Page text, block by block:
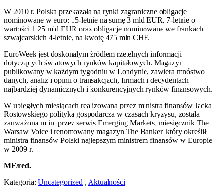
W 2010 r. Polska przekazała na rynki zagraniczne obligacje
nominowane w euro: 15-letnie na sumę 3 mld EUR, 7-letnie o
wartości 1.25 mld EUR oraz obligacje nominowane we frankach
szwajcarskich 4-letnie, na kwotę 475 mln CHF.
EuroWeek jest doskonałym źródłem rzetelnych informacji
dotyczących światowych rynków kapitałowych. Magazyn
publikowany w każdym tygodniu w Londynie, zawiera mnóstwo
danych, analiz i opinii o transakcjach, firmach i decydentach
najbardziej dynamicznych i konkurencyjnych rynków finansowych.
W ubiegłych miesiącach realizowana przez ministra finansów Jacka
Rostowskiego polityka gospodarcza w czasach kryzysu, została
zauważona m.in. przez serwis Emerging Markets, miesięcznik The
Warsaw Voice i renomowany magazyn The Banker, który określił
ministra finansów Polski najlepszym ministrem finansów w Europie
w 2009 r.
MF/red.
Kategoria: Uncategorized , Aktualności